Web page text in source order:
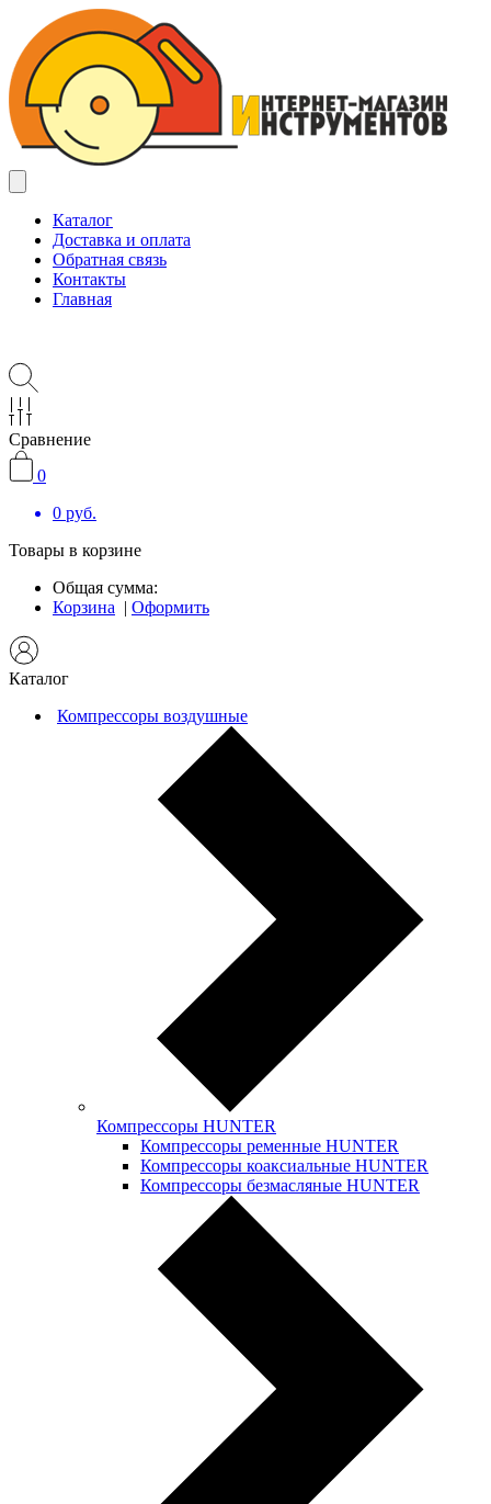
Каталог
Доставка и оплата
Обратная связь
Контакты
Главная
Сравнение
0
0 руб.
Товары в корзине
Общая сумма:
Корзина | Оформить
Каталог
Компрессоры воздушные
Компрессоры HUNTER
Компрессоры ременные HUNTER
Компрессоры коаксиальные HUNTER
Компрессоры безмасляные HUNTER